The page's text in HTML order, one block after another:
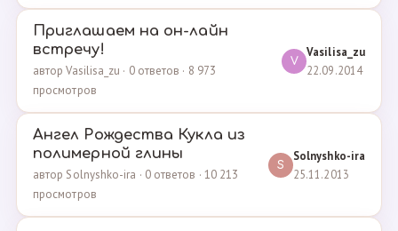
Приглашаем на он-лайн
встречу!
автор Vasilisa_zu · 0 ответов · 8 973
просмотров
V
Vasilisa_zu
22.09.2014
Ангел Рождества Кукла из
полимерной глины
автор Solnyshko-ira · 0 ответов · 10 213
просмотров
S
Solnyshko-ira
25.11.2013